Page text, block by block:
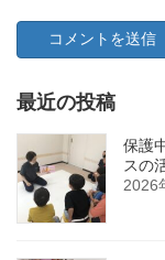
最近の投稿
保護
スの
2026